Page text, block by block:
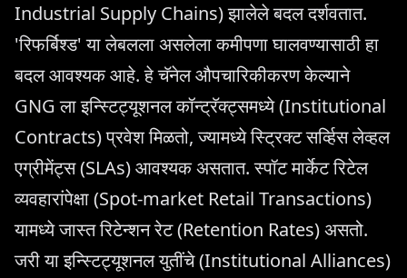
Industrial Supply Chains) झालेले बदल दर्शवतात.
'रिफर्बिश्ड' या लेबलला असलेला कमीपणा घालवण्यासाठी हा
बदल आवश्यक आहे. हे चॅनेल औपचारिकीकरण केल्याने
GNG ला इन्स्टिट्यूशनल कॉन्ट्रॅक्ट्समध्ये (Institutional
Contracts) प्रवेश मिळतो, ज्यामध्ये स्ट्रिक्ट सर्व्हिस लेव्हल
एग्रीमेंट्स (SLAs) आवश्यक असतात. स्पॉट मार्केट रिटेल
व्यवहारांपेक्षा (Spot-market Retail Transactions)
यामध्ये जास्त रिटेन्शन रेट (Retention Rates) असतो.
जरी या इन्स्टिट्यूशनल युतींचे (Institutional Alliances)